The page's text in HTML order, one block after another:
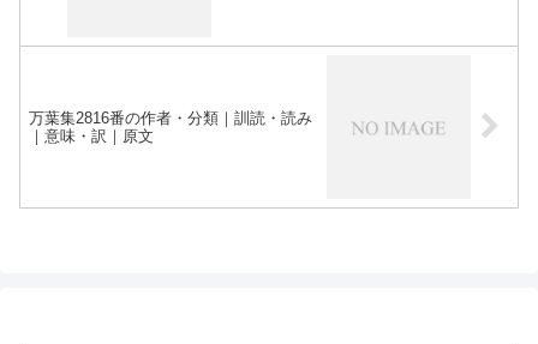
万葉集2816番の作者・分類｜訓読・読み
｜意味・訳｜原文